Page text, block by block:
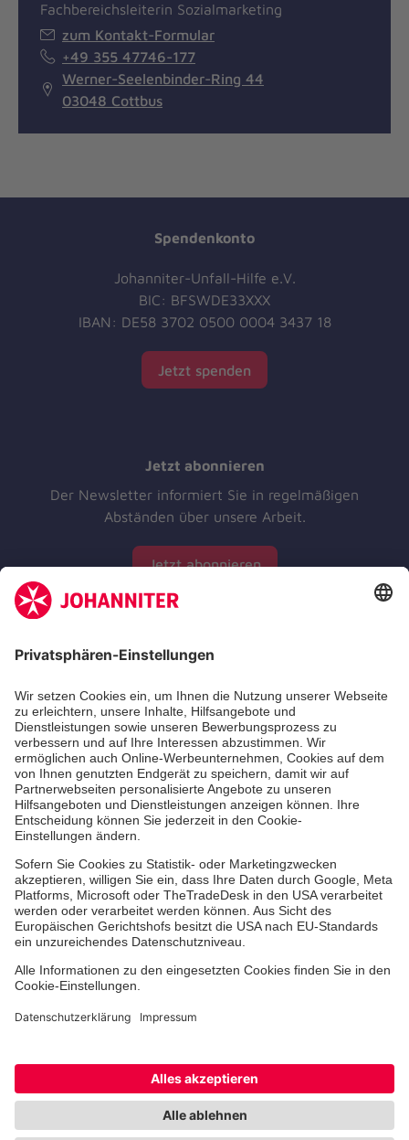
Fachbereichsleiterin Sozialmarketing
zum Kontakt-Formular
+49 355 47746-177
Werner-Seelenbinder-Ring 44
03048 Cottbus
Spendenkonto
Johanniter-Unfall-Hilfe e.V.
BIC: BFSWDE33XXX
IBAN: DE58 3702 0500 0004 3437 18
Jetzt spenden
Jetzt abonnieren
Der Newsletter informiert Sie in regelmäßigen
Abständen über unsere Arbeit.
Jetzt abonnieren
Aus- & Fortbildungen
Jobs & Ehrenamt
Spendenprojekte
Johanniter-Jugend
Einrichtungen
Cookie-Einstellungen Datenschutz Barrierefreiheit
Impressum Kontakt Widerruf